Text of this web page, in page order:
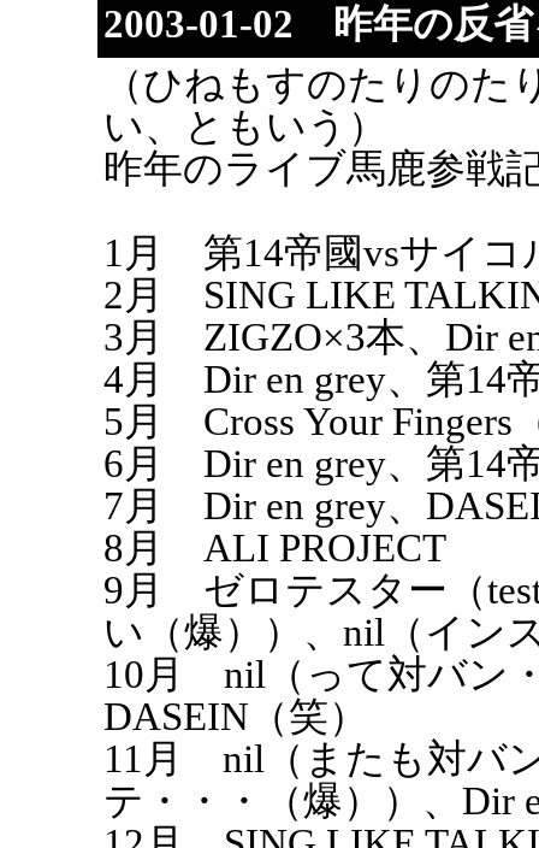
2003-01-02 昨年の反
（ひねもすのたりの
い、ともいう）
昨年のライブ馬鹿参戦
1月 第14帝國vsサイコ
2月 SING LIKE
3月 ZIGZO×3本、Dir
4月 Dir en grey、第14
5月 Cross Your Fingers
6月 Dir en grey、第14
7月 Dir en grey、
8月 ALI PROJECT
9月 ゼロテスター（
い（爆））、nil（イン
10月 nil（って対バン
DASEIN（笑）
11月 nil（またも対バ
テ・・・（爆））、Dir